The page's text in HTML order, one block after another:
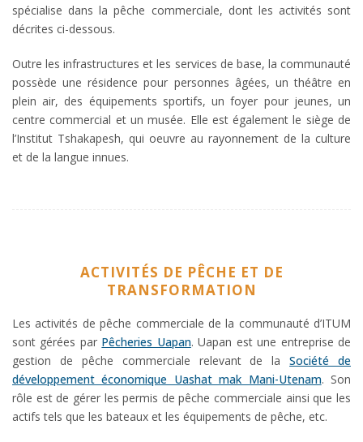
spécialise dans la pêche commerciale, dont les activités sont
décrites ci-dessous.
Outre les infrastructures et les services de base, la communauté
possède une résidence pour personnes âgées, un théâtre en
plein air, des équipements sportifs, un foyer pour jeunes, un
centre commercial et un musée. Elle est également le siège de
l’Institut Tshakapesh, qui oeuvre au rayonnement de la culture
et de la langue innues.
ACTIVITÉS DE PÊCHE ET DE
TRANSFORMATION
Les activités de pêche commerciale de la communauté d’ITUM
sont gérées par Pêcheries Uapan. Uapan est une entreprise de
gestion de pêche commerciale relevant de laSociété de
développement économique Uashat mak Mani-Utenam. Son
rôle est de gérer les permis de pêche commerciale ainsi que les
actifs tels que les bateaux et les équipements de pêche, etc.